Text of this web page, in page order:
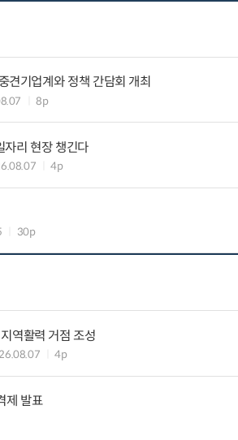
견기업계와 정책 간담회 개최
8p
자리 현장 챙긴다
4p
30p
역활력 거점 조성
4p
제 발표